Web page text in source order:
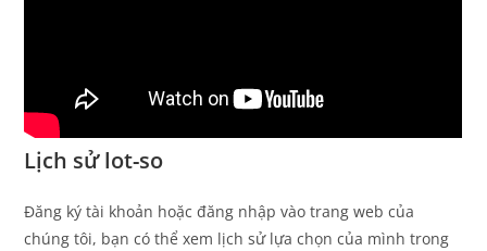
Lịch sử lot-so
Đăng ký tài khoản hoặc đăng nhập vào trang web của
chúng tôi, bạn có thể xem lịch sử lựa chọn của mình trong